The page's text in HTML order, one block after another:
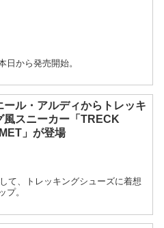
日から発売開始。
ール・アルディからトレッキ
風スニーカー「TRECK
」が登場
て、トレッキングシューズに着想
プ。